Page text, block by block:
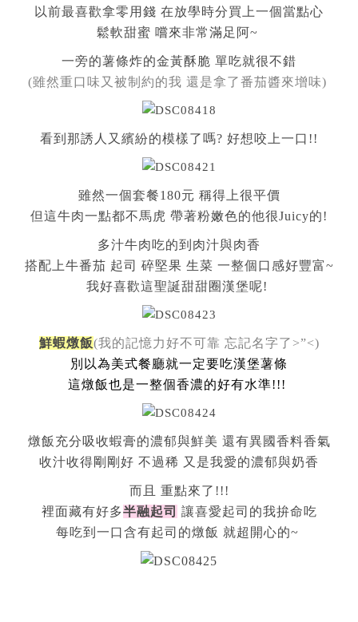
以前最喜歡拿零用錢 在放學時分買上一個當點心
鬆軟甜蜜 嚐來非常滿足阿~
一旁的薯條炸的金黃酥脆 單吃就很不錯
(雖然重口味又被制約的我 還是拿了番茄醬來增味)
看到那誘人又繽紛的模樣了嗎? 好想咬上一口!!
雖然一個套餐180元 稱得上很平價
但這牛肉一點都不馬虎 帶著粉嫩色的他很Juicy的!
多汁牛肉吃的到肉汁與肉香
搭配上牛番茄 起司 碎堅果 生菜 一整個口感好豐富~
我好喜歡這聖誕甜甜圈漢堡呢!
鮮蝦燉飯(我的記憶力好不可靠 忘記名字了>”<)
別以為美式餐廳就一定要吃漢堡薯條
這燉飯也是一整個香濃的好有水準!!!
燉飯充分吸收蝦膏的濃郁與鮮美 還有異國香料香氣
收汁收得剛剛好 不過稀 又是我愛的濃郁與奶香
而且 重點來了!!!
裡面藏有好多半融起司 讓喜愛起司的我拚命吃
每吃到一口含有起司的燉飯 就超開心的~